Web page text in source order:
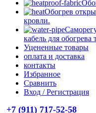
Обогрев
кровли.
кабель для обогрева
Уцененные товары
оплата и доставка
контакты
Избранное
Сравнить
Вход / Регистрация
+7 (911) 717-52-58